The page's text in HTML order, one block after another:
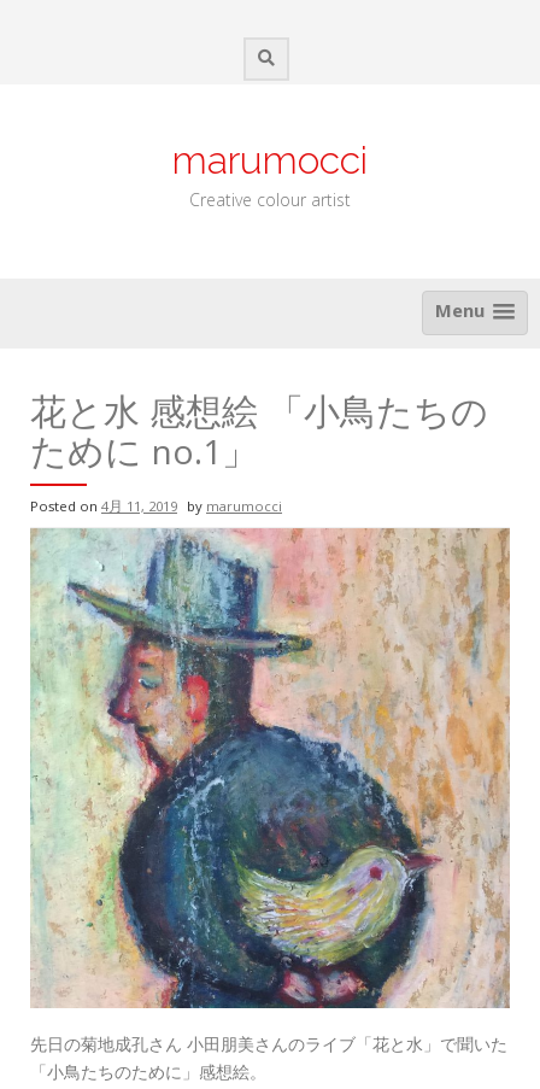
marumocci
Creative colour artist
Menu
花と水 感想絵 「小鳥たちの
ために no.1」
Posted on 4月 11, 2019 bymarumocci
先日の菊地成孔さん 小田朋美さんのライブ「花と水」で聞いた
「小鳥たちのために」感想絵。